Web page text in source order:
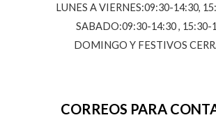
LUNES A VIERNES:09:30-14:30,
SABADO:09:30-14:30 , 15:30-
DOMINGO Y FESTIVOS
CORREOS PARA